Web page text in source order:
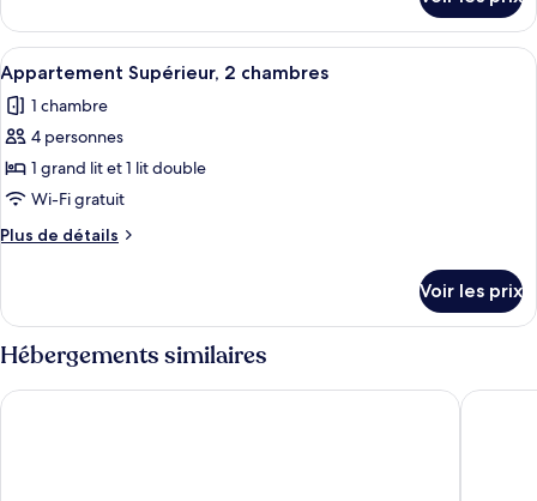
Appartement
Supérieur,
3
chambres
le
type
de
chambre
Appartement
Supérieur,
chambres
Afficher
toutes
les
photos
pour
ce
type
de
Appartement
Supérieur,
2
chambres
Une chambre à coucher avec une
1
Appartement Supérieur, 2 chambres
1 chambre
4 personnes
1 grand lit et 1 lit double
Wi-Fi gratuit
Plus de détails
Plus
le
type
de
chambre
Appartement
Voir les prix
Hébergements similaires
Newfound Inn & Suites Hotel